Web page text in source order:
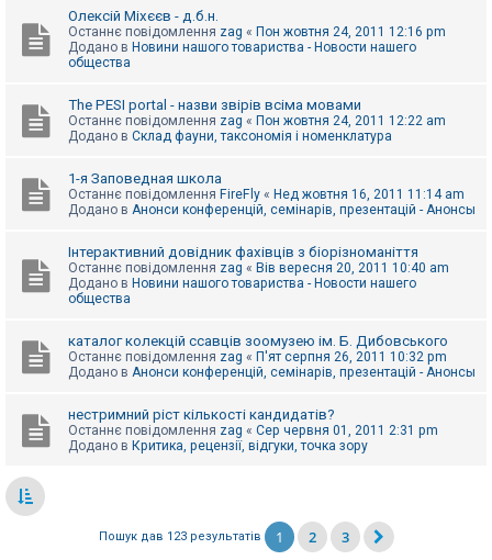
Олексій Міхєєв - д.б.н.
Останнє повідомлення zag « Пон жовтня 24, 2011 12:16 pm
Додано в Новини нашого товариства - Новости нашего
общества
The PESI portal - назви звірів всіма мовами
Останнє повідомлення zag « Пон жовтня 24, 2011 12:22 am
Додано в Склад фауни, таксономія і номенклатура
1-я Заповедная школа
Останнє повідомлення FireFly « Нед жовтня 16, 2011 11:14 am
Додано в Анонси конференцій, семінарів, презентацій - Анонсы
Інтерактивний довідник фахівців з біорізноманіття
Останнє повідомлення zag « Вів вересня 20, 2011 10:40 am
Додано в Новини нашого товариства - Новости нашего
общества
каталог колекцій ссавців зоомузею ім. Б. Дибовського
Останнє повідомлення zag « П'ят серпня 26, 2011 10:32 pm
Додано в Анонси конференцій, семінарів, презентацій - Анонсы
нестримний ріст кількості кандидатів?
Останнє повідомлення zag « Сер червня 01, 2011 2:31 pm
Додано в Критика, рецензії, відгуки, точка зору
Пошук дав 123 результатів 1 2 3